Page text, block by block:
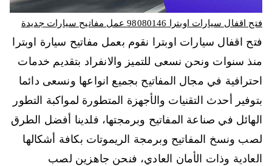
فتح اقفال سيارات اوبترا 98080146‬ عمل مفاتيح سيارات جديدة
فتح اقفال سيارات اوبترا نقوم بعمل مفاتيح سيارة اوبترا
منذ سنوات ونحن نسعى للتميز والانفراد بتقديم خدمات
احترافية في مجال المفاتيح بجميع انواعها ونسعى دائما
بتوفير أحدث التقنيات والأجهزة المتطورة لمواكبة التطور
الهائل في صناعة المفاتيح وبرمجتها، فلدينا أفضل الطرق
لصب ونسخ المفاتيح وبرمجة الريموتات بكافة أشكالها
العادية وذات الأمان العادي، فنحن جاهزين لصب